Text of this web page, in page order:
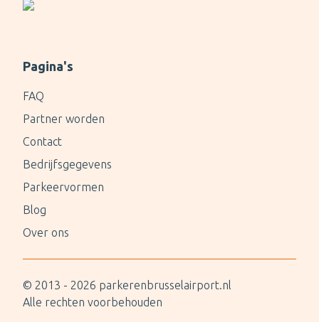
Pagina's
FAQ
Partner worden
Contact
Bedrijfsgegevens
Parkeervormen
Blog
Over ons
© 2013 - 2026 parkerenbrusselairport.nl
Alle rechten voorbehouden